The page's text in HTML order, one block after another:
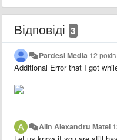
Відповіді 3
Pardesi Media 12
Additional Error that I got
Alin Alexandru Matei